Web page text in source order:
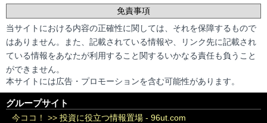
免責事項
当サイトにおける内容の正確性に関しては、それを保障するもので
はありません。また、記載されている情報や、リンク先に記載され
ている情報をあなたが利用すること関するいかなる責任も負うこと
ができません。
本サイトには広告・プロモーションを含む可能性があります。
グループサイト
今ココ！ >> 投資に役立つ情報置場 - 96ut.com